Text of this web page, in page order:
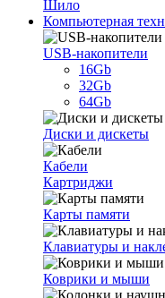
Шило
Компьютерная
USB-накопители
16Gb
32Gb
64Gb
Диски и дискеты
Кабели
Картриджи
Карты памяти
Клавиатуры и
Коврики и мыши